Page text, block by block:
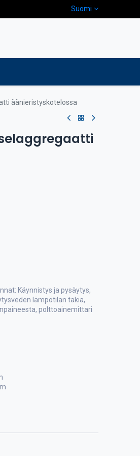
Suomi
äänieristyskotelossa
Käynnistys ja pysäytys,
lämpötilan takia,
polttoainemittari